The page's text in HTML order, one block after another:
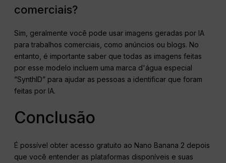
comerciais?
Sim, geralmente você pode usar imagens geradas por IA
para trabalhos comerciais, como anúncios ou blogs. No
entanto, é importante saber que todas as imagens feitas
por esse modelo incluem uma marca d'água especial
“SynthID” para ajudar as pessoas a identificar que foram
feitas por IA.
Conclusão
É possível obter acesso gratuito ao Nano Banana 2 depois
que você entender as plataformas disponíveis e suas